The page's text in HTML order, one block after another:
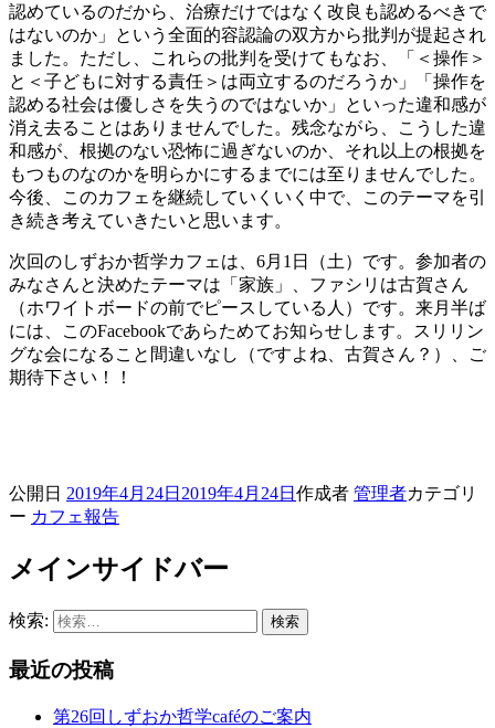
認めているのだから、治療だけではなく改良も認めるべきで
はないのか」という全面的容認論の双方から批判が提起され
ました。ただし、これらの批判を受けてもなお、「＜操作＞
と＜子どもに対する責任＞は両立するのだろうか」「操作を
認める社会は優しさを失うのではないか」といった違和感が
消え去ることはありませんでした。残念ながら、こうした違
和感が、根拠のない恐怖に過ぎないのか、それ以上の根拠を
もつものなのかを明らかにするまでには至りませんでした。
今後、このカフェを継続していくいく中で、このテーマを引
き続き考えていきたいと思います。
次回のしずおか哲学カフェは、6月1日（土）です。参加者の
みなさんと決めたテーマは「家族」、ファシリは古賀さん
（ホワイトボードの前でピースしている人）です。来月半ば
には、このFacebookであらためてお知らせします。スリリン
グな会になること間違いなし（ですよね、古賀さん？）、ご
期待下さい！！
公開日 2019年4月24日 2019年4月24日 作成者 管理者カテゴリ
ー カフェ報告
メインサイドバー
検索:
最近の投稿
第26回しずおか哲学caféのご案内